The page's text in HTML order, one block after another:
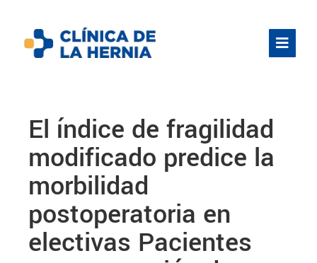
El índice de fragilidad
modificado predice la
morbilidad
postoperatoria en
electivas Pacientes